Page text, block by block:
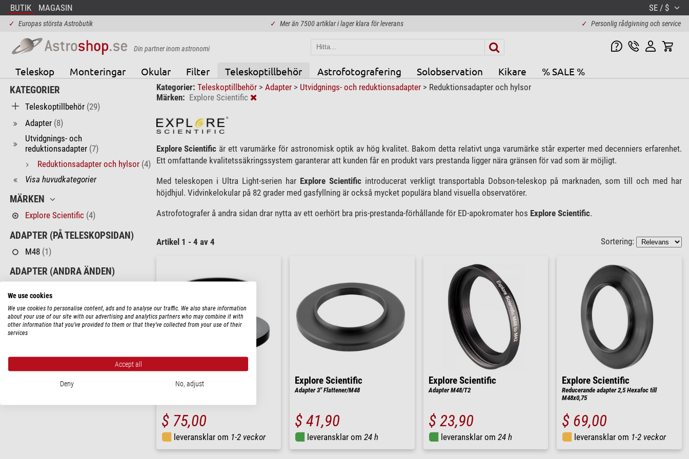
BUTIK MAGASIN SE / $
✓ Europas största Astrobutik ✓ Mer än 7500 artiklar i lager klara för leverans ✓ Personlig rådgivning och service
Din partner inom astronomi
Teleskop Monteringar Okular Filter Teleskoptillbehör Astrofotografering Solobservation Kikare % SALE %
KATEGORIER
Teleskoptillbehör (29)
Adapter (8)
Utvidgnings- och
reduktionsadapter (7)
Reduktionsadapter och hylsor (4)
Visa huvudkategorier
MÄRKEN
Explore Scientific (4)
ADAPTER (PÅ TELESKOPSIDAN)
M48 (1)
ADAPTER (ANDRA ÄNDEN)
PRIS
< 60 $(2)
TILLGÄNGLIGHET
på kort sikt
Kategorier: Teleskoptillbehör > Adapter > Utvidgnings- och reduktionsadapter > Reduktionsadapter och hylsor
Märken: Explore Scientific
Explore Scientific är ett varumärke för astronomisk optik av hög kvalitet. Bakom detta relativt unga varumärke står experter med decenniers erfarenhet.
Ett omfattande kvalitetssäkringssystem garanterar att kunden får en produkt vars prestanda ligger nära gränsen för vad som är möjligt.
Med teleskopen i Ultra Light-serien har Explore Scientificintroducerat verkligt transportabla Dobson-teleskop på marknaden, som till och med har
höjdhjul. Vidvinkelokular på 82 grader med gasfyllning är också mycket populära bland visuella observatörer.
Astrofotografer å andra sidan drar nytta av ett oerhört bra pris-prestanda-förhållande för ED-apokromater hos Explore Scientific.
Artikel 1 - 4 av 4 Sortering:
Explore Scientific
Adapter för 3"-korrektor
$ 75,00
leveransklar om 1-2 veckor
Explore Scientific
Adapter 3" Flattener/M48
$ 41,90
leveransklar om 24 h
Explore Scientific
Adapter M48/T2
$ 23,90
leveransklar om 24 h
Explore Scientific
Reducerande adapter 2,5 Hexafoc till
M48x0,75
$ 69,00
leveransklar om 1-2 veckor
We use cookies
We use cookies to personalise content, ads and to analyse our traffic. We also share information
about your use of our site with our advertising and analytics partners who may combine it with
other information that you’ve provided to them or that they’ve collected from your use of their
services
Accept all
Deny No, adjust